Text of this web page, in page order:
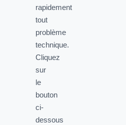
rapidement
tout
problème
technique.
Cliquez
sur
le
bouton
ci-
dessous